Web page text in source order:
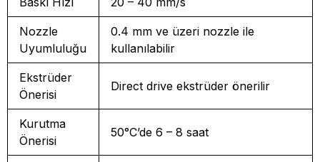
Nozzle
Uyumluluğu
0.4 mm ve üzeri nozzle ile
kullanılabilir
Ekstrüder
Önerisi
Direct drive ekstrüder önerilir
Kurutma
Önerisi
50°C’de 6 – 8 saat